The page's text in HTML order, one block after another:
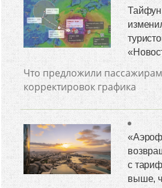
Что предложили
корректировок графика
с
выше,